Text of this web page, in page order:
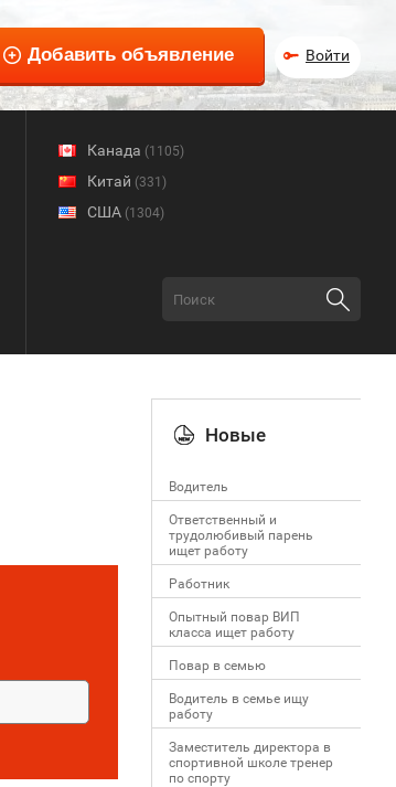
Войти
Канада (1105)
Китай (331)
США (1304)
Новые
Водитель
Ответственный и
трудолюбивый парень
ищет работу
Работник
Опытный повар ВИП
класса ищет работу
Повар в семью
Водитель в семье ищу
работу
Заместитель директора в
спортивной школе тренер
по спорту